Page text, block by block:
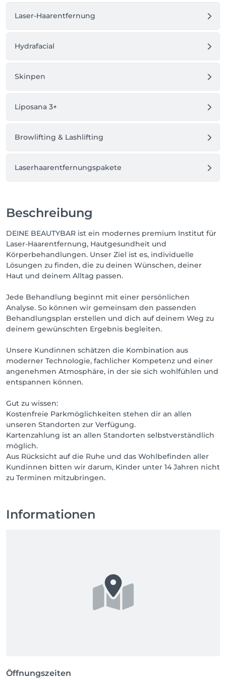
Laser-Haarentfernung
Hydrafacial
Skinpen
Liposana 3+
Browlifting & Lashlifting
Laserhaarentfernungspakete
Beschreibung
DEINE BEAUTYBAR ist ein modernes premium Institut für
Laser-Haarentfernung, Hautgesundheit und
Körperbehandlungen. Unser Ziel ist es, individuelle
Lösungen zu finden, die zu deinen Wünschen, deiner
Haut und deinem Alltag passen.
Jede Behandlung beginnt mit einer persönlichen
Analyse. So können wir gemeinsam den passenden
Behandlungsplan erstellen und dich auf deinem Weg zu
deinem gewünschten Ergebnis begleiten.
Unsere Kundinnen schätzen die Kombination aus
moderner Technologie, fachlicher Kompetenz und einer
angenehmen Atmosphäre, in der sie sich wohlfühlen und
entspannen können.
Gut zu wissen:
Kostenfreie Parkmöglichkeiten stehen dir an allen
unseren Standorten zur Verfügung.
Kartenzahlung ist an allen Standorten selbstverständlich
möglich.
Aus Rücksicht auf die Ruhe und das Wohlbefinden aller
Kundinnen bitten wir darum, Kinder unter 14 Jahren nicht
Informationen
Öffnungszeiten